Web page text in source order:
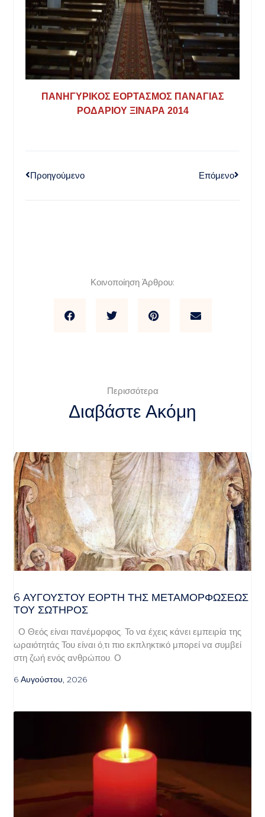
ΠΑΝΗΓΥΡΙΚΟΣ ΕΟΡΤΑΣΜΟΣ ΠΑΝΑΓΙΑΣ
ΡΟΔΑΡΙΟΥ ΞΙΝΑΡΑ 2014
Προηγούμενο Επόμενο
Κοινοποίηση Άρθρου:
Περισσότερα
Διαβάστε Ακόμη
6 ΑΥΓΟΥΣΤΟΥ ΕΟΡΤΗ ΤΗΣ ΜΕΤΑΜΟΡΦΩΣΕΩΣ
ΤΟΥ ΣΩΤΗΡΟΣ
Ο Θεός είναι πανέμορφος. Το να έχεις κάνει εμπειρία της
ωραιότητάς Του είναι ό,τι πιο εκπληκτικό μπορεί να συμβεί
στη ζωή ενός ανθρώπου. Ο
6 Αυγούστου, 2026